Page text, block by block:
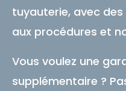
tuyauterie, avec
aux procédures et
Vous voulez une
supplémentaire ?